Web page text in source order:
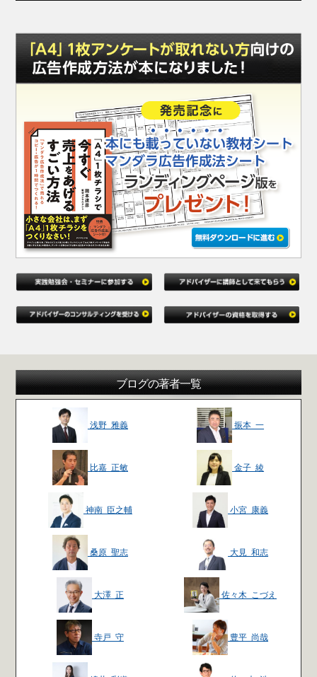
ブログの著者一覧
浅野 雅義 振本 一
比嘉 正敏 金子 綾
神南 臣之輔 小宮 康義
桑原 聖志 大見 和志
大澤 正 佐々木 こづえ
寺戸 守 豊平 尚哉